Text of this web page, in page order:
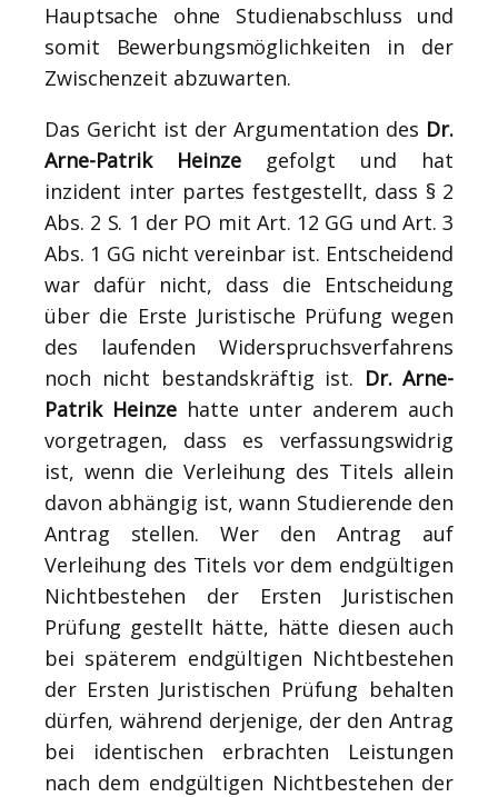
Hauptsache ohne Studienabschluss und
somit Bewerbungsmöglichkeiten in der
Zwischenzeit abzuwarten.
Das Gericht ist der Argumentation des Dr.
Arne-Patrik Heinzegefolgt und hat
inzident inter partes festgestellt, dass § 2
Abs. 2 S. 1 der PO mit Art. 12 GG und Art. 3
Abs. 1 GG nicht vereinbar ist. Entscheidend
war dafür nicht, dass die Entscheidung
über die Erste Juristische Prüfung wegen
des laufenden Widerspruchsverfahrens
noch nicht bestandskräftig ist. Dr. Arne-
Patrik Heinzehatte unter anderem auch
vorgetragen, dass es verfassungswidrig
ist, wenn die Verleihung des Titels allein
davon abhängig ist, wann Studierende den
Antrag stellen. Wer den Antrag auf
Verleihung des Titels vor dem endgültigen
Nichtbestehen der Ersten Juristischen
Prüfung gestellt hätte, hätte diesen auch
bei späterem endgültigen Nichtbestehen
der Ersten Juristischen Prüfung behalten
dürfen, während derjenige, der den Antrag
bei identischen erbrachten Leistungen
nach dem endgültigen Nichtbestehen der